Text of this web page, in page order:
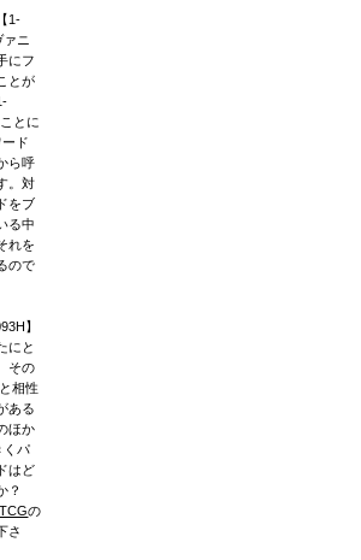
1-
ニ
にフ
とが
とに
ド
ら呼
。対
をブ
る中
れを
ので
】
にと
その
相性
ある
ほか
くパ
はど
？
の
さ